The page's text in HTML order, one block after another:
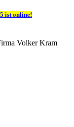
ist online!
Volker Kram